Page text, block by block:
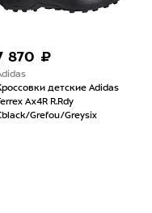
870 ₽
детские Adidas
Ax4R R.Rdy
Grefou/Greysix